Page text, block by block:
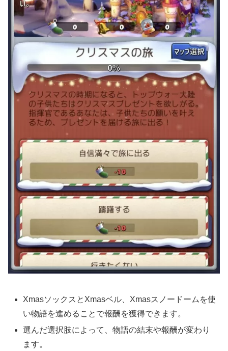
XmasソックスとXmasベル、Xmasスノードームを使
い物語を進めることで報酬を獲得できます。
選んだ選択肢によって、物語の結末や報酬が変わり
ます。